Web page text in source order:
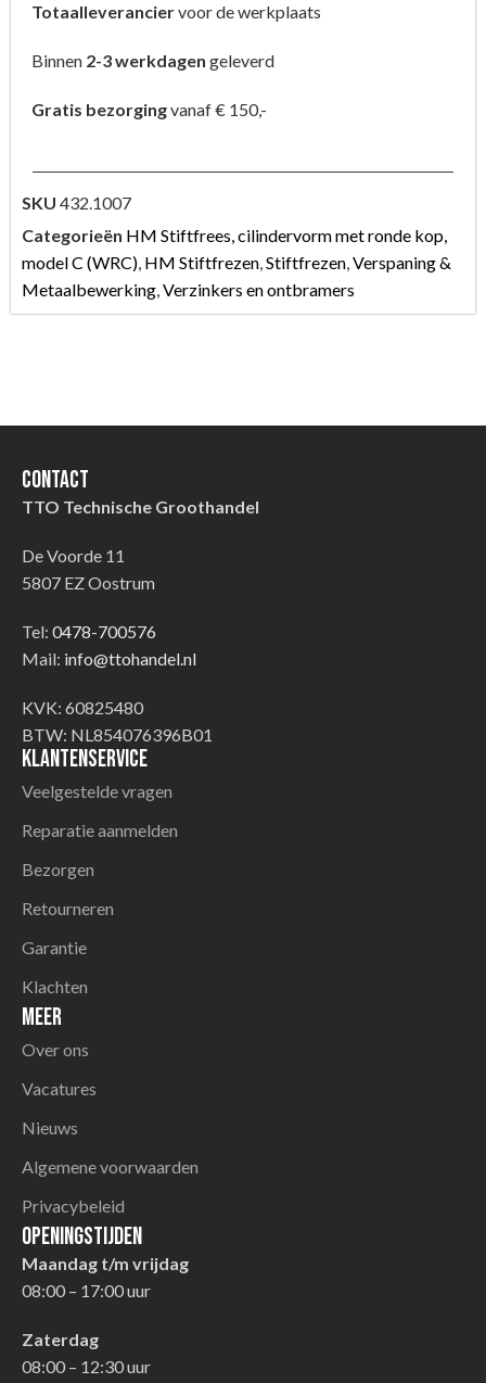
Totaalleveranciervoor de werkplaats
Binnen 2-3 werkdagen geleverd
Gratis bezorgingvanaf € 150,-
SKU 432.1007
Categorieën HM Stiftfrees, cilindervorm met ronde kop,
model C (WRC), HM Stiftfrezen,Stiftfrezen,Verspaning &
Metaalbewerking,Verzinkers en ontbramers
Contact
TTO Technische Groothandel
De Voorde 11
5807 EZ Oostrum
Tel: 0478-700576
Mail: info@ttohandel.nl
KVK: 60825480
BTW: NL854076396B01
Klantenservice
Veelgestelde vragen
Reparatie aanmelden
Bezorgen
Retourneren
Garantie
Klachten
Meer
Over ons
Vacatures
Nieuws
Algemene voorwaarden
Privacybeleid
Openingstijden
Maandag t/m vrijdag
08:00 – 17:00 uur
Zaterdag
08:00 – 12:30 uur